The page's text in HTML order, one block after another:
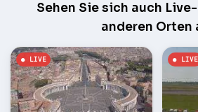
Sehen Sie sich auch
anderen Orten